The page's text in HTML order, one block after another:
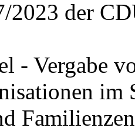
2023 der
- Vergabe
im